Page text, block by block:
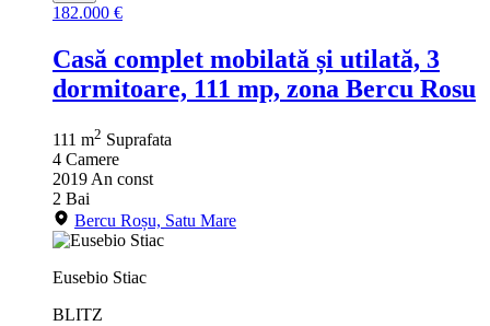
182.000 €
Casă complet mobilată și utilată, 3
dormitoare, 111 mp, zona Bercu Rosu
111 m2 Suprafata
4 Camere
2019 An const
2 Bai
Bercu Roșu, Satu Mare
Eusebio Stiac
BLITZ